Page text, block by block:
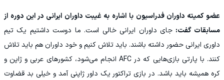
عضو کمیته داوران فدراسیون با اشاره به غیبت داوران ایرانی در این دوره از
مسابقات گفت: جای داوران ایرانی خالی است. ما دوست داشتیم یک تیم
داوری ایرانی حضور داشته باشند. باید تلاش کنیم و خود داوران هم باید تلاش
کنند. با پارتی بازی‌هایی که در AFC انجام می‌شود، کشورهای عربی و ژاپن و
کره همیشه باید باشد. در بازی ترا‌کتور یک داور ژاپنی آمد و خیلی بد قضاوت